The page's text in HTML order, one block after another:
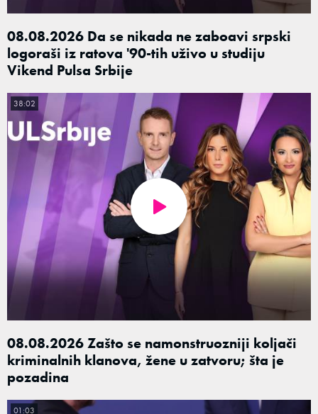
08.08.2026 Da se nikada ne zaboavi srpski
logoraši iz ratova '90-tih uživo u studiju
Vikend Pulsa Srbije
08.08.2026 Zašto se namonstruozniji koljači
kriminalnih klanova, žene u zatvoru; šta je
pozadina
38:02
01:03